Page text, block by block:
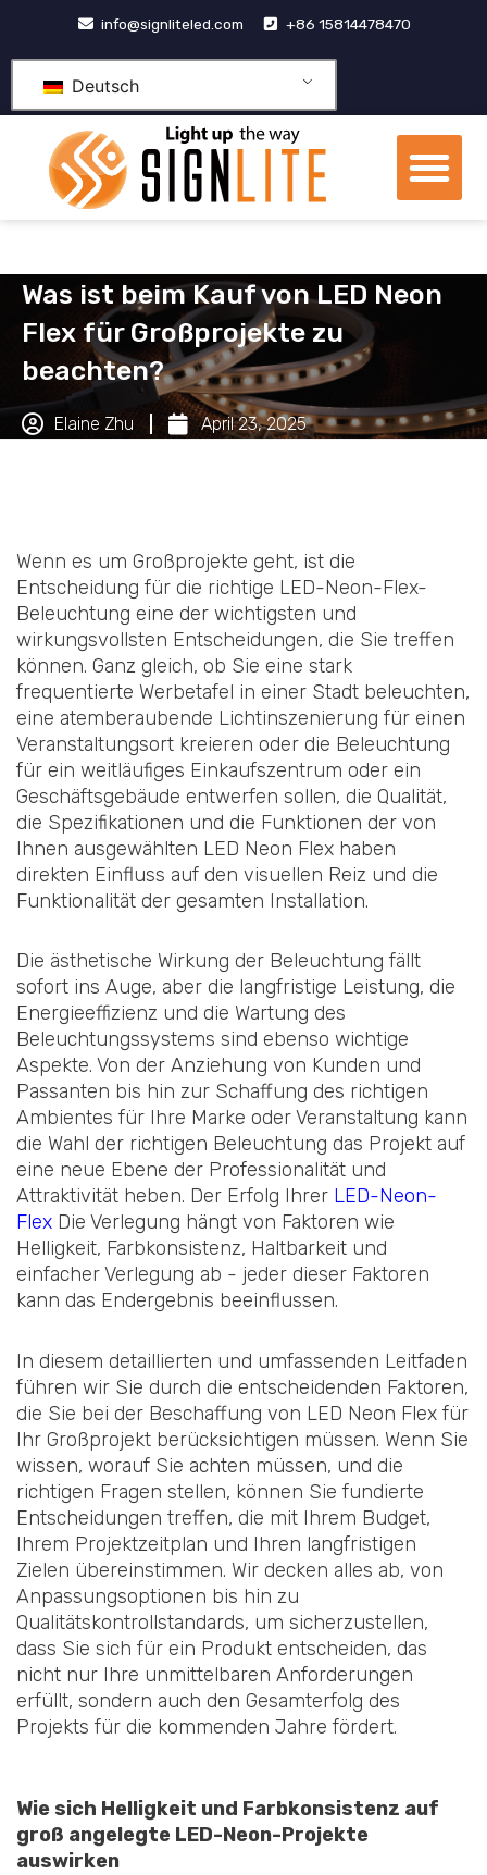
springen
info@signliteled.com +86 15814478470
Deutsch
Was ist beim Kauf von LED Neon
Flex für Großprojekte zu
beachten?
Elaine Zhu April 23, 2025
Wenn es um Großprojekte geht, ist die
Entscheidung für die richtige LED-Neon-Flex-
Beleuchtung eine der wichtigsten und
wirkungsvollsten Entscheidungen, die Sie treffen
können. Ganz gleich, ob Sie eine stark
frequentierte Werbetafel in einer Stadt beleuchten,
eine atemberaubende Lichtinszenierung für einen
Veranstaltungsort kreieren oder die Beleuchtung
für ein weitläufiges Einkaufszentrum oder ein
Geschäftsgebäude entwerfen sollen, die Qualität,
die Spezifikationen und die Funktionen der von
Ihnen ausgewählten LED Neon Flex haben
direkten Einfluss auf den visuellen Reiz und die
Funktionalität der gesamten Installation.
Die ästhetische Wirkung der Beleuchtung fällt
sofort ins Auge, aber die langfristige Leistung, die
Energieeffizienz und die Wartung des
Beleuchtungssystems sind ebenso wichtige
Aspekte. Von der Anziehung von Kunden und
Passanten bis hin zur Schaffung des richtigen
Ambientes für Ihre Marke oder Veranstaltung kann
die Wahl der richtigen Beleuchtung das Projekt auf
eine neue Ebene der Professionalität und
Attraktivität heben. Der Erfolg Ihrer LED-Neon-
Flex Die Verlegung hängt von Faktoren wie
Helligkeit, Farbkonsistenz, Haltbarkeit und
einfacher Verlegung ab - jeder dieser Faktoren
kann das Endergebnis beeinflussen.
In diesem detaillierten und umfassenden Leitfaden
führen wir Sie durch die entscheidenden Faktoren,
die Sie bei der Beschaffung von LED Neon Flex für
Ihr Großprojekt berücksichtigen müssen. Wenn Sie
wissen, worauf Sie achten müssen, und die
richtigen Fragen stellen, können Sie fundierte
Entscheidungen treffen, die mit Ihrem Budget,
Ihrem Projektzeitplan und Ihren langfristigen
Zielen übereinstimmen. Wir decken alles ab, von
Anpassungsoptionen bis hin zu
Qualitätskontrollstandards, um sicherzustellen,
dass Sie sich für ein Produkt entscheiden, das
nicht nur Ihre unmittelbaren Anforderungen
erfüllt, sondern auch den Gesamterfolg des
Projekts für die kommenden Jahre fördert.
Wie sich Helligkeit und Farbkonsistenz auf
groß angelegte LED-Neon-Projekte
auswirken